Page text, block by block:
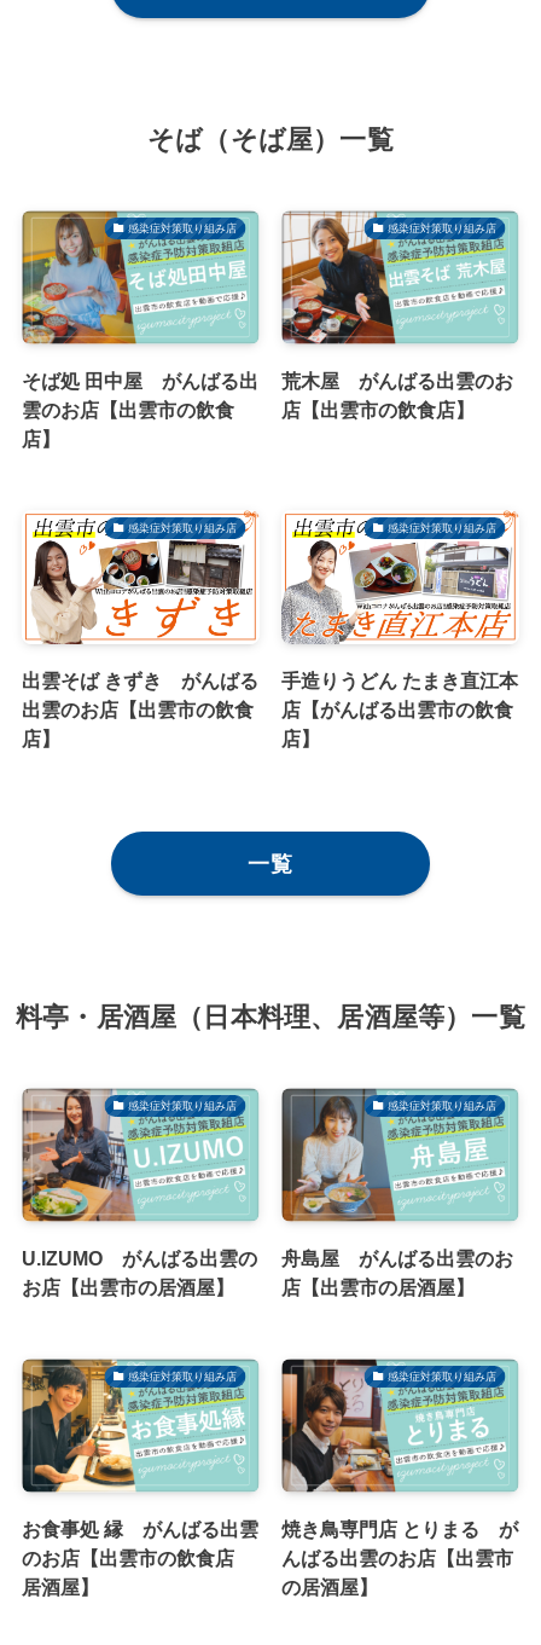
そば（そば屋）一覧
感染症対策取り組み店
そば処 田中屋 がんばる出
雲のお店【出雲市の飲食
店】
感染症対策取り組み店
荒木屋 がんばる出雲のお
店【出雲市の飲食店】
感染症対策取り組み店
出雲そば きずき がんばる
出雲のお店【出雲市の飲食
店】
感染症対策取り組み店
手造りうどん たまき直江本
店【がんばる出雲市の飲食
店】
一覧
料亭・居酒屋（日本料理、居酒屋等）一覧
感染症対策取り組み店
U.IZUMO がんばる出雲の
お店【出雲市の居酒屋】
感染症対策取り組み店
舟島屋 がんばる出雲のお
店【出雲市の居酒屋】
感染症対策取り組み店
お食事処 縁 がんばる出雲
のお店【出雲市の飲食店
居酒屋】
感染症対策取り組み店
焼き鳥専門店 とりまる が
んばる出雲のお店【出雲市
の居酒屋】